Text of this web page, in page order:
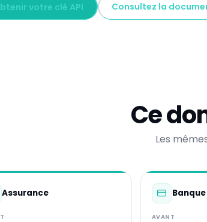
votre clé API Consultez la
Ce
Les
Assurance
AVANT